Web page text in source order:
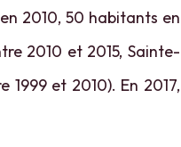
2010, 50 habitants en
2010 et 2015, Sainte-
1999 et 2010). En 2017,